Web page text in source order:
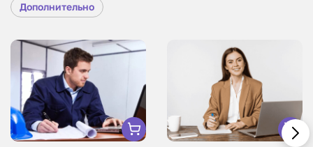
Дополнительно